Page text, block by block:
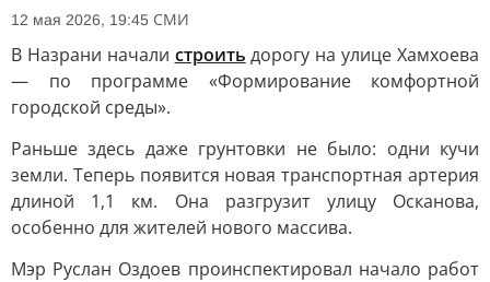
12 мая 2026, 19:45 СМИ
В Назрани начали строить дорогу на улице Хамхоева
— по программе «Формирование комфортной
городской среды».
Раньше здесь даже грунтовки не было: одни кучи
земли. Теперь появится новая транспортная артерия
длиной 1,1 км. Она разгрузит улицу Осканова,
особенно для жителей нового массива.
Мэр Руслан Оздоев проинспектировал начало работ